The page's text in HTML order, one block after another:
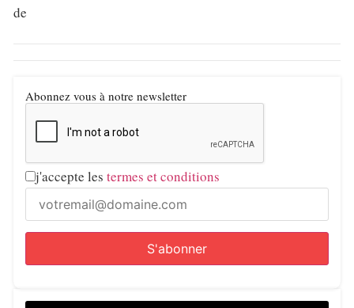
de
Abonnez vous à notre newsletter
j'accepte les termes et conditions